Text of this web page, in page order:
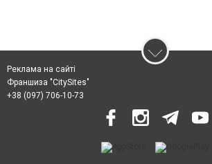
Реклама на сайті
Франшиза "CitySites"
+38 (097) 706-10-73